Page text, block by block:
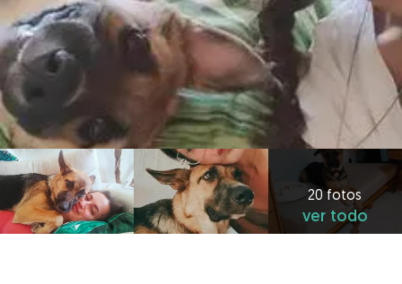
20 fotos
ver todo